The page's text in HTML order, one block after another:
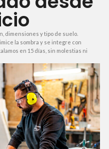
dimensiones y tipo de suelo.
la sombra y se integre con
en 15 días, sin molestias ni